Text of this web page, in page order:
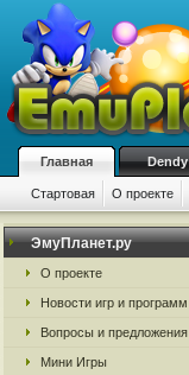
Главная Dendy
Стартовая О проекте
ЭмуПланет.ру
О проекте
Новости игр и программ
Вопросы и предложения
Мини Игры